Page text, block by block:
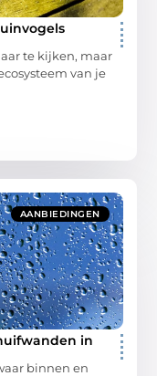
te kijken, maar
van je
AANBIEDINGEN
in
binnen en